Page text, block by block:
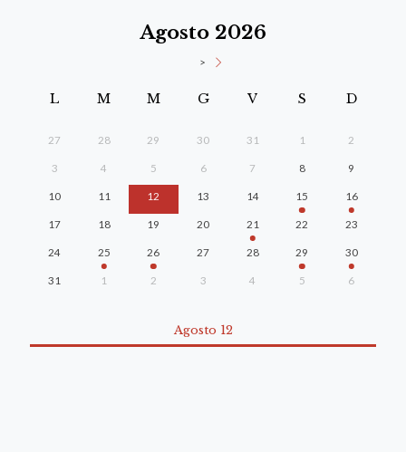
Agosto 2026
>
L M M G V S D
27 28 29 30 31 1 2
3 4 5 6 7 8 9
10 11 12 13 14 15 16
17 18 19 20 21 22 23
24 25 26 27 28 29 30
31 1 2 3 4 5 6
Agosto 12